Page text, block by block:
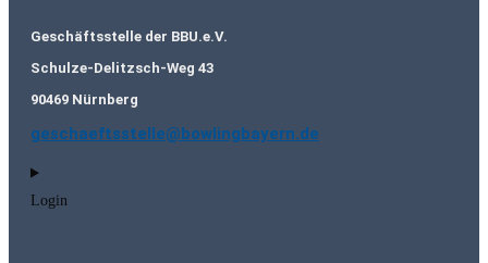
Geschäftsstelle der BBU.e.V.
Schulze-Delitzsch-Weg 43
90469 Nürnberg
geschaeftsstelle@bowlingbayern.de
Login